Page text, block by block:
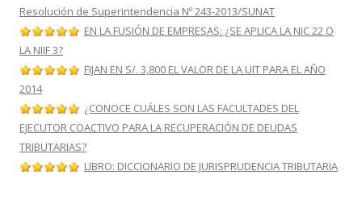
Resolución de Superintendencia Nº 243-2013/SUNAT
EN LA FUSIÓN DE EMPRESAS: ¿SE APLICA LA NIC 22 O
LA NIIF 3?
FIJAN EN S/. 3,800 EL VALOR DE LA UIT PARA EL AÑO
2014
¿CONOCE CUÁLES SON LAS FACULTADES DEL
EJECUTOR COACTIVO PARA LA RECUPERACIÓN DE DEUDAS
TRIBUTARIAS?
LIBRO: DICCIONARIO DE JURISPRUDENCIA TRIBUTARIA